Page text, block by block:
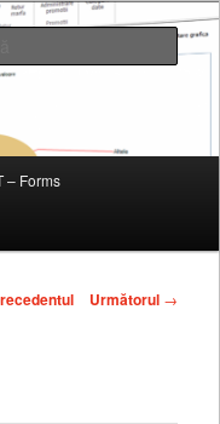
baruri si fast-fooduri
Caută
– Forms
Următorul →